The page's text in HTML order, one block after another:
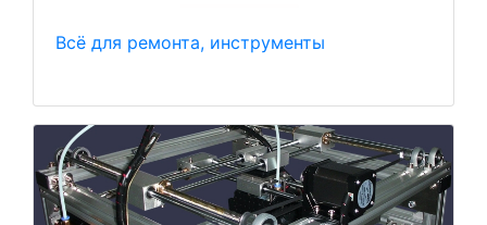
Всё для ремонта, инструменты